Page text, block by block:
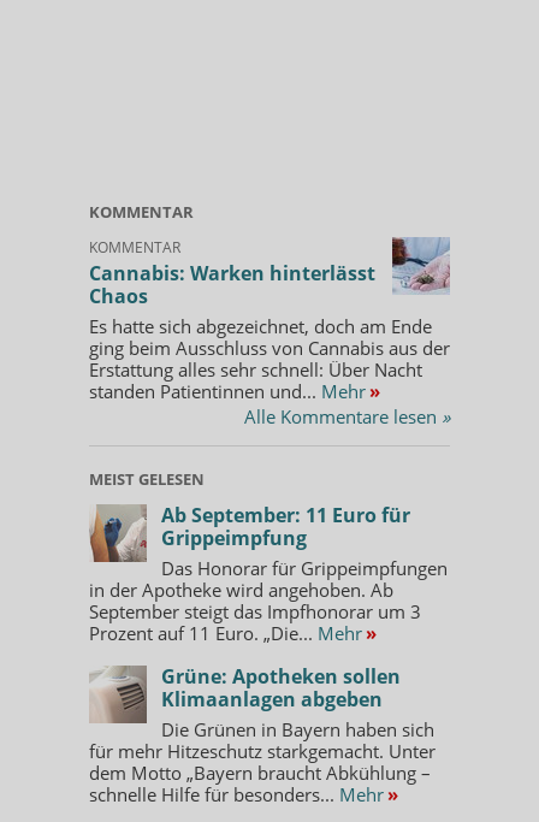
KOMMENTAR
KOMMENTAR
Cannabis: Warken hinterlässt
Chaos
Es hatte sich abgezeichnet, doch am Ende
ging beim Ausschluss von Cannabis aus der
Erstattung alles sehr schnell: Über Nacht
standen Patientinnen und... Mehr »
Alle Kommentare lesen »
MEIST GELESEN
Ab September: 11 Euro für
Grippeimpfung
Das Honorar für Grippeimpfungen
in der Apotheke wird angehoben. Ab
September steigt das Impfhonorar um 3
Prozent auf 11 Euro. „Die... Mehr »
Grüne: Apotheken sollen
Klimaanlagen abgeben
Die Grünen in Bayern haben sich
für mehr Hitzeschutz starkgemacht. Unter
dem Motto „Bayern braucht Abkühlung –
schnelle Hilfe für besonders... Mehr »